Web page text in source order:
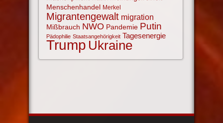
Menschenhandel Merkel
Migrantengewalt migration
Mißbrauch NWO Pandemie Putin
Pädophilie Staatsangehörigkeit Tagesenergie
Trump Ukraine